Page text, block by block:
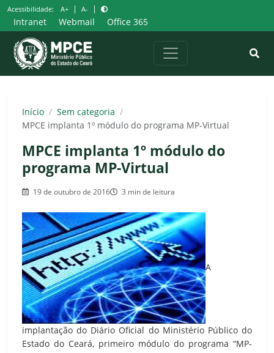
Pular
para
o
conteúdo
Acessibilidade: A+ | A- |
Intranet Webmail Office 365
Início / Sem categoria /
MPCE implanta 1º módulo do programa MP-Virtual
MPCE implanta 1º módulo do
programa MP-Virtual
19 de outubro de 2016 3 min de leitura
A
implantação do Diário Oficial do Ministério Público do
Estado do Ceará, primeiro módulo do programa “MP-